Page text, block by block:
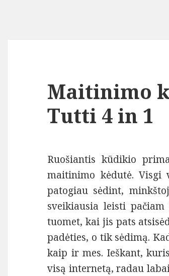
Maitinimo
Tutti 4 in 1
Ruošiantis kūdikio
maitinimo kėdutė.
patogiau sėdint,
sveikiausia leisti
tuomet, kai jis pats
padėties, o tik sėdimą.
kaip ir mes. Ieškant,
visą internetą, radau